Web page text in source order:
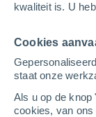
kwaliteit is. U
Cookies
staat onze
Als u op de knop
cookies, van ons
Home